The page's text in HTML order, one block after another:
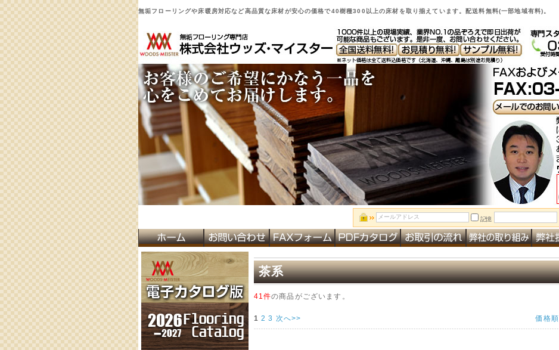
無垢フローリングや床暖房対応など高品質な床材が安心の価格で40樹種300以上の床材を取り揃えています。配送料無料(一部地域有料)。
記憶
茶系
41件の商品がございます。
価格順
1 2 3 次へ>>